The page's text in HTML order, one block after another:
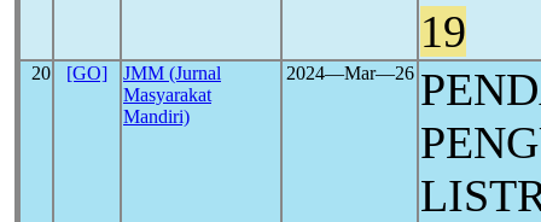
19
20 [GO]
JMM (Jurnal
Masyarakat
Mandiri)
2024―Mar―26